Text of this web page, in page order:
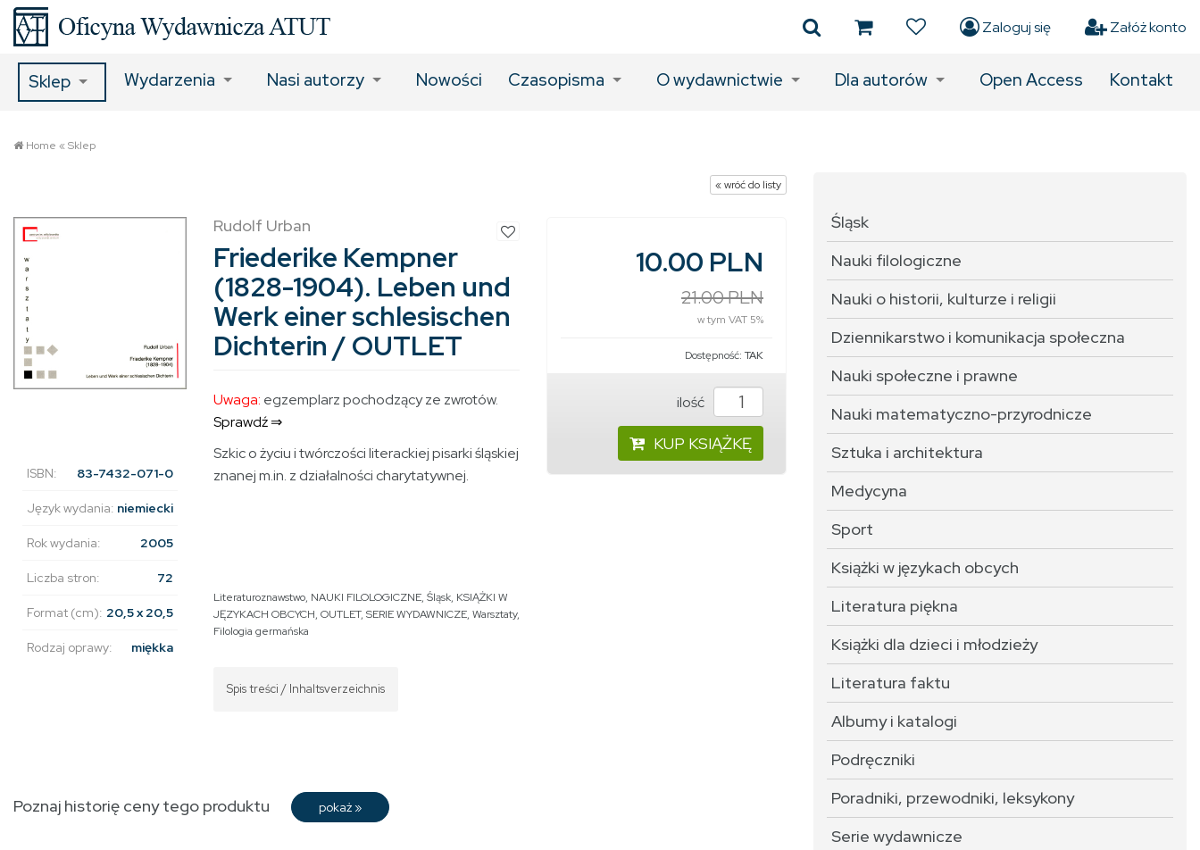
Zaloguj się Załóż konto
Sklep Wydarzenia Nasi autorzy Nowości Czasopisma O wydawnictwie Dla autorów Open Access Kontakt
Home «Sklep
« wróć do listy
ISBN: 83-7432-071-0
Język wydania: niemiecki
Rok wydania: 2005
Liczba stron: 72
Format (cm): 20,5 x 20,5
Rodzaj oprawy: miękka
Rudolf Urban
Friederike Kempner
(1828-1904). Leben und
Werk einer schlesischen
Dichterin / OUTLET
Uwaga: egzemplarz pochodzący ze zwrotów.
Sprawdź ⇒
Szkic o życiu i twórczości literackiej pisarki śląskiej
znanej m.in. z działalności charytatywnej.
Literaturoznawstwo, NAUKI FILOLOGICZNE, Śląsk, KSIĄŻKI W
JĘZYKACH OBCYCH, OUTLET, SERIE WYDAWNICZE, Warsztaty,
Filologia germańska
Spis treści / Inhaltsverzeichnis
10.00 PLN
21.00 PLN
w tym VAT 5%
Dostępność: TAK
ilość
KUP KSIĄŻKĘ
Poznaj historię ceny tego produktu pokaż »
Śląsk
Nauki filologiczne
Nauki o historii, kulturze i religii
Dziennikarstwo i komunikacja społeczna
Nauki społeczne i prawne
Nauki matematyczno-przyrodnicze
Sztuka i architektura
Medycyna
Sport
Książki w językach obcych
Literatura piękna
Książki dla dzieci i młodzieży
Literatura faktu
Albumy i katalogi
Podręczniki
Poradniki, przewodniki, leksykony
Serie wydawnicze